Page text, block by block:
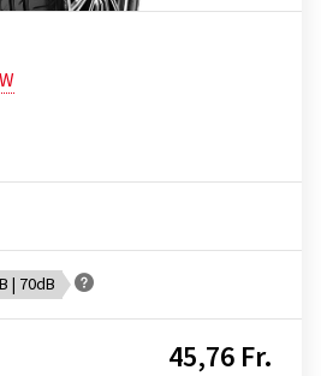
B | 70dB
45,76 Fr.